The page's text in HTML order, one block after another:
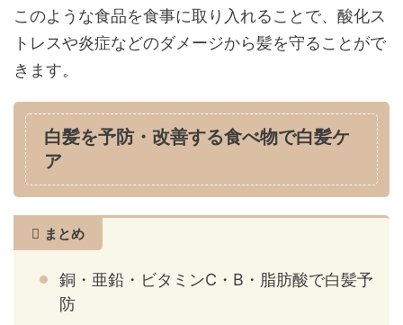
このような食品を食事に取り入れることで、酸化ス
トレスや炎症などのダメージから髪を守ることがで
きます。
白髪を予防・改善する食べ物で白髪ケ
ア
まとめ
銅・亜鉛・ビタミンC・B・脂肪酸で白髪予
防